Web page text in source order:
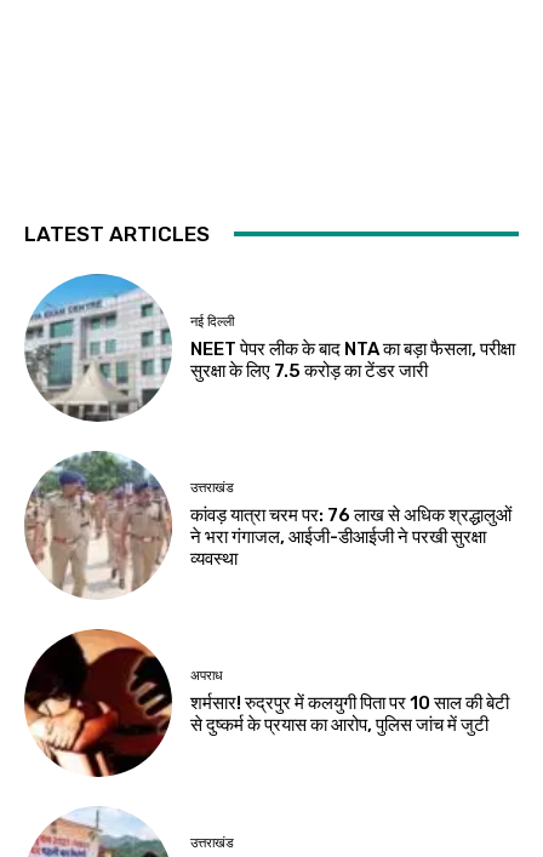
LATEST ARTICLES
नई दिल्ली
NEET पेपर लीक के बाद NTA का बड़ा फैसला, परीक्षा
सुरक्षा के लिए ₹7.5 करोड़ का टेंडर जारी
उत्तराखंड
कांवड़ यात्रा चरम पर: 76 लाख से अधिक श्रद्धालुओं
ने भरा गंगाजल, आईजी-डीआईजी ने परखी सुरक्षा
व्यवस्था
अपराध
शर्मसार! रुद्रपुर में कलयुगी पिता पर 10 साल की बेटी
से दुष्कर्म के प्रयास का आरोप, पुलिस जांच में जुटी
उत्तराखंड